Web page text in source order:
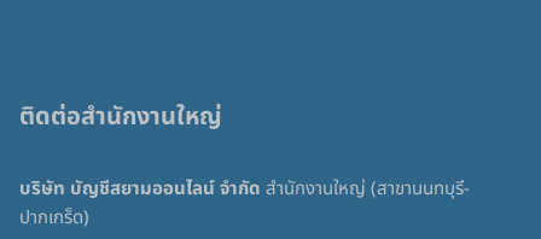
ติดต่อสำนักงานใหญ่
บริษัท บัญชีสยามออนไลน์ จำกัด สำนักงานใหญ่ (สาขานนทบุรี-
ปากเกร็ด)